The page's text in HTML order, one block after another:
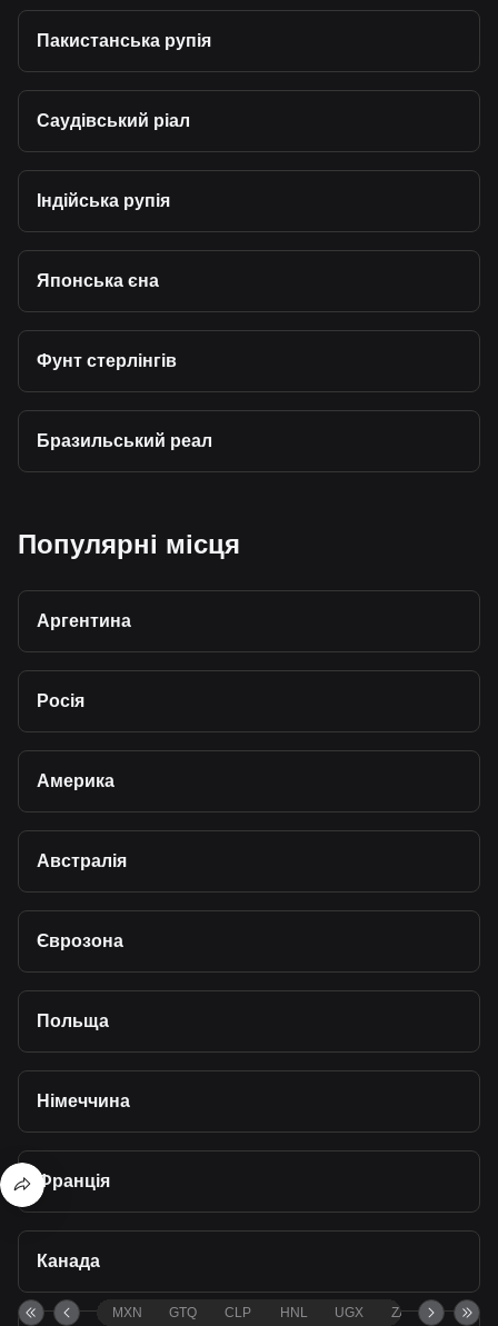
Пакистанська рупія
Саудівський ріал
Індійська рупія
Японська єна
Фунт стерлінгів
Бразильський реал
Популярні місця
Аргентина
Росія
Америка
Австралія
Єврозона
Польща
Німеччина
Франція
Канада
MXN GTQ CLP HNL UGX ZAR TND